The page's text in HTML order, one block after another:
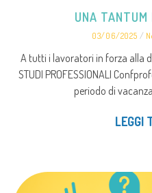
UNA TANTUM
03/06/2025
A tutti i lavoratori in forza alla
STUDI PROFESSIONALI
periodo di
LEGGI